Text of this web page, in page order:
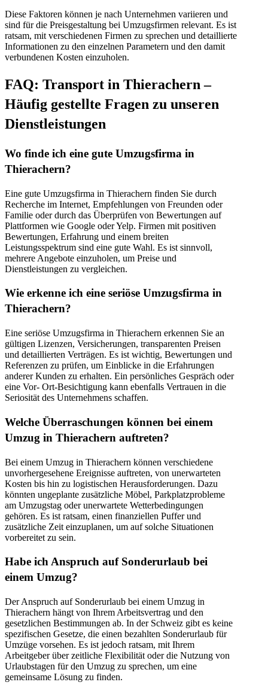
Diese Faktoren können je nach Unternehmen variieren und
sind für die Preisgestaltung bei Umzugsfirmen relevant. Es ist
ratsam, mit verschiedenen Firmen zu sprechen und detaillierte
Informationen zu den einzelnen Parametern und den damit
verbundenen Kosten einzuholen.
FAQ: Transport in Thierachern –
Häufig gestellte Fragen zu unseren
Dienstleistungen
Wo finde ich eine gute Umzugsfirma in
Thierachern?
Eine gute Umzugsfirma in Thierachern finden Sie durch
Recherche im Internet, Empfehlungen von Freunden oder
Familie oder durch das Überprüfen von Bewertungen auf
Plattformen wie Google oder Yelp. Firmen mit positiven
Bewertungen, Erfahrung und einem breiten
Leistungsspektrum sind eine gute Wahl. Es ist sinnvoll,
mehrere Angebote einzuholen, um Preise und
Dienstleistungen zu vergleichen.
Wie erkenne ich eine seriöse Umzugsfirma in
Thierachern?
Eine seriöse Umzugsfirma in Thierachern erkennen Sie an
gültigen Lizenzen, Versicherungen, transparenten Preisen
und detaillierten Verträgen. Es ist wichtig, Bewertungen und
Referenzen zu prüfen, um Einblicke in die Erfahrungen
anderer Kunden zu erhalten. Ein persönliches Gespräch oder
eine Vor- Ort-Besichtigung kann ebenfalls Vertrauen in die
Seriosität des Unternehmens schaffen.
Welche Überraschungen können bei einem
Umzug in Thierachern auftreten?
Bei einem Umzug in Thierachern können verschiedene
unvorhergesehene Ereignisse auftreten, von unerwarteten
Kosten bis hin zu logistischen Herausforderungen. Dazu
könnten ungeplante zusätzliche Möbel, Parkplatzprobleme
am Umzugstag oder unerwartete Wetterbedingungen
gehören. Es ist ratsam, einen finanziellen Puffer und
zusätzliche Zeit einzuplanen, um auf solche Situationen
vorbereitet zu sein.
Habe ich Anspruch auf Sonderurlaub bei
einem Umzug?
Der Anspruch auf Sonderurlaub bei einem Umzug in
Thierachern hängt von Ihrem Arbeitsvertrag und den
gesetzlichen Bestimmungen ab. In der Schweiz gibt es keine
spezifischen Gesetze, die einen bezahlten Sonderurlaub für
Umzüge vorsehen. Es ist jedoch ratsam, mit Ihrem
Arbeitgeber über zeitliche Flexibilität oder die Nutzung von
Urlaubstagen für den Umzug zu sprechen, um eine
gemeinsame Lösung zu finden.